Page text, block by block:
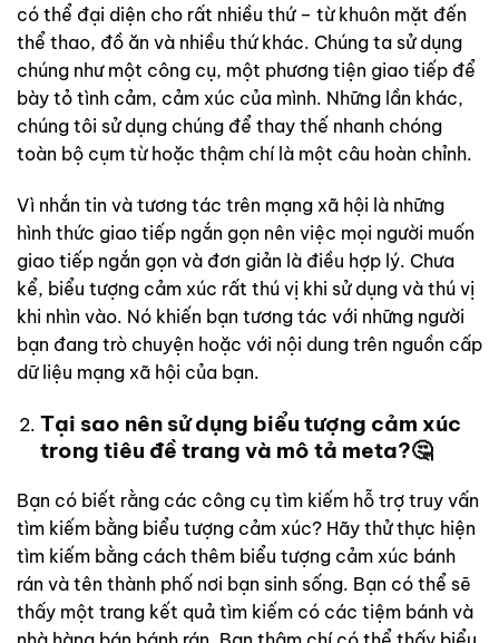
có thể đại diện cho rất nhiều thứ – từ khuôn mặt đến
thể thao, đồ ăn và nhiều thứ khác. Chúng ta sử dụng
chúng như một công cụ, một phương tiện giao tiếp để
bày tỏ tình cảm, cảm xúc của mình. Những lần khác,
chúng tôi sử dụng chúng để thay thế nhanh chóng
toàn bộ cụm từ hoặc thậm chí là một câu hoàn chỉnh.
Vì nhắn tin và tương tác trên mạng xã hội là những
hình thức giao tiếp ngắn gọn nên việc mọi người muốn
giao tiếp ngắn gọn và đơn giản là điều hợp lý. Chưa
kể, biểu tượng cảm xúc rất thú vị khi sử dụng và thú vị
khi nhìn vào. Nó khiến bạn tương tác với những người
bạn đang trò chuyện hoặc với nội dung trên nguồn cấp
dữ liệu mạng xã hội của bạn.
Tại sao nên sử dụng biểu tượng cảm xúc
trong tiêu đề trang và mô tả meta?🤔
Bạn có biết rằng các công cụ tìm kiếm hỗ trợ truy vấn
tìm kiếm bằng biểu tượng cảm xúc? Hãy thử thực hiện
tìm kiếm bằng cách thêm biểu tượng cảm xúc bánh
rán và tên thành phố nơi bạn sinh sống. Bạn có thể sẽ
thấy một trang kết quả tìm kiếm có các tiệm bánh và